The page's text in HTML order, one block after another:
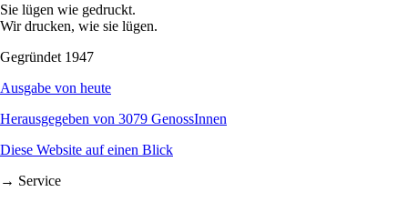
Sie lügen wie gedruckt.
Wir drucken, wie sie lügen.
Gegründet 1947
Ausgabe von heute
Herausgegeben von 3079 GenossInnen
Diese Website auf einen Blick
→ Service